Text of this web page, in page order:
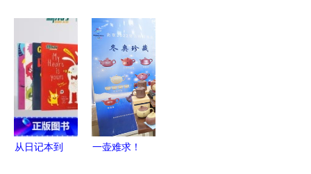
质、效率与
文化的融合
与文化用品
的购物新地
标
从日记本到
一壶难求！